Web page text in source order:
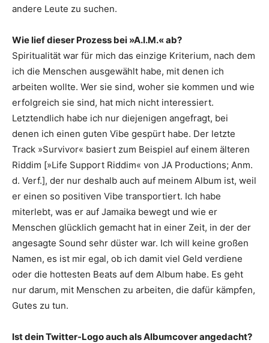
andere Leute zu suchen.
Wie lief dieser Prozess bei »A.I.M.« ab?
Spiritualität war für mich das einzige Kriterium, nach dem
ich die Menschen ausgewählt habe, mit denen ich
arbeiten wollte. Wer sie sind, woher sie kommen und wie
erfolgreich sie sind, hat mich nicht interessiert.
Letztendlich habe ich nur diejenigen angefragt, bei
denen ich einen guten Vibe gespürt habe. Der letzte
Track »Survivor« basiert zum Beispiel auf einem älteren
Riddim [»Life Support Riddim« von JA Productions; Anm.
d. Verf.], der nur deshalb auch auf meinem Album ist, weil
er einen so positiven Vibe transportiert. Ich habe
miterlebt, was er auf Jamaika bewegt und wie er
Menschen glücklich gemacht hat in einer Zeit, in der der
angesagte Sound sehr düster war. Ich will keine großen
Namen, es ist mir egal, ob ich damit viel Geld verdiene
oder die hottesten Beats auf dem Album habe. Es geht
nur darum, mit Menschen zu arbeiten, die dafür kämpfen,
Gutes zu tun.
Ist dein Twitter-Logo auch als Albumcover angedacht?